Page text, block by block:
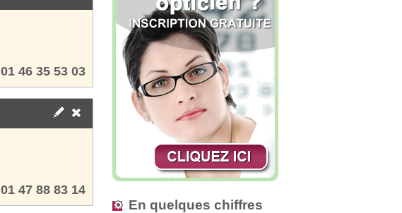
01 46 35 53 03
01 47 88 83 14
En quelques chiffres